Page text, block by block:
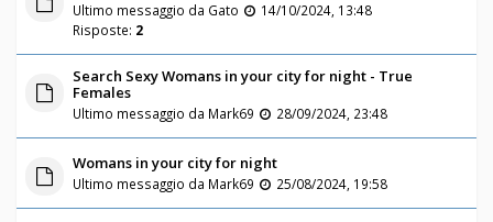
Ultimo messaggio da Gato
14/10/2024, 13:48
Risposte: 2
Search Sexy Womans in your city for night - True
Females
Ultimo messaggio da Mark69 28/09/2024, 23:48
Womans in your city for night
Ultimo messaggio da Mark69 25/08/2024, 19:58